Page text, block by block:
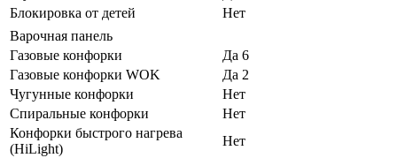
Блокировка от детей
Нет
Варочная панель
Газовые конфорки
Да 6
Газовые конфорки WOK
Да 2
Чугунные конфорки
Нет
Спиральные конфорки
Нет
Конфорки быстрого нагрева
(HiLight)
Нет